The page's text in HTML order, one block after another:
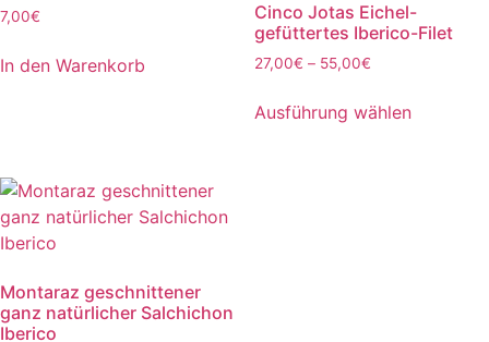
7,00€
In den Warenkorb
Cinco Jotas Eichel-
gefüttertes Iberico-Filet
27,00€ – 55,00€Preisspanne:
bis
Ausführung wählenProdukt
Montaraz geschnittener
ganz natürlicher Salchichon
Iberico